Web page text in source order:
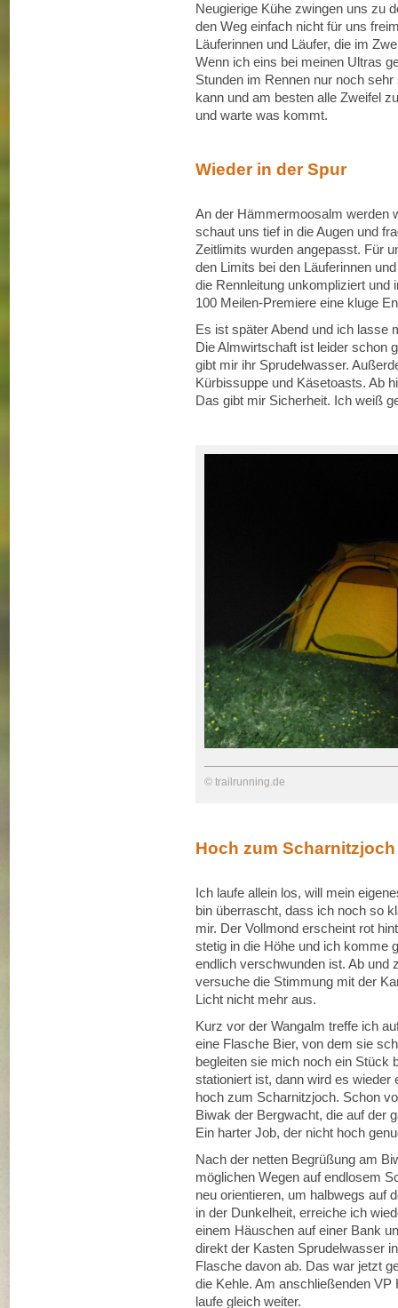
Neugierige Kühe zwingen uns zu
den Weg einfach nicht für uns
Läuferinnen und Läufer, die im
Wenn ich eins bei meinen Ultras
Stunden im Rennen nur noch
kann und am besten alle Zweifel
und warte was kommt.
Wieder in der Spur
An der Hämmermoosalm werden
schaut uns tief in die Augen und
Zeitlimits wurden angepasst. Für
den Limits bei den Läuferinnen
die Rennleitung unkompliziert und
100 Meilen-Premiere eine kluge
Es ist später Abend und ich lasse
Die Almwirtschaft ist leider schon
gibt mir ihr Sprudelwasser.
Kürbissuppe und Käsetoasts. Ab
Das gibt mir Sicherheit. Ich weiß
© trailrunning.de
Hoch zum Scharnitzjoch
Ich laufe allein los, will mein
bin überrascht, dass ich noch so
mir. Der Vollmond erscheint rot
stetig in die Höhe und ich komme
endlich verschwunden ist. Ab und
versuche die Stimmung mit der
Licht nicht mehr aus.
Kurz vor der Wangalm treffe ich
eine Flasche Bier, von dem sie
begleiten sie mich noch ein Stück
stationiert ist, dann wird es
hoch zum Scharnitzjoch. Schon
Biwak der Bergwacht, die auf der
Ein harter Job, der nicht hoch
Nach der netten Begrüßung am
möglichen Wegen auf endlosem
neu orientieren, um halbwegs auf
in der Dunkelheit, erreiche ich
einem Häuschen auf einer Bank
direkt der Kasten Sprudelwasser
Flasche davon ab. Das war jetzt
die Kehle. Am anschließenden
laufe gleich weiter.